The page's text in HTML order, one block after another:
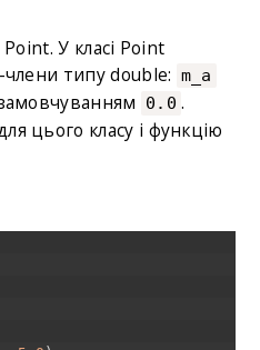
У класі Point
члени типу double: m_a
0.0 .
цього класу і функцію